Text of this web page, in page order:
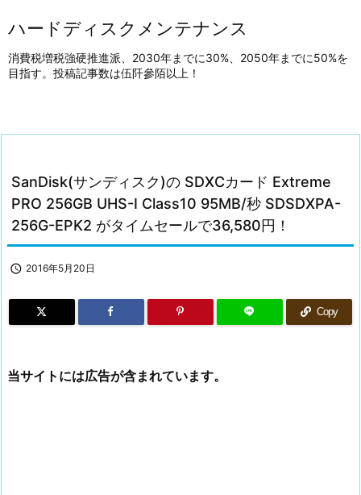
ハードディスクメンテナンス
消費税増税強硬推進派、2030年までに30%、2050年までに50%を
目指す。投稿記事数は伍阡參陌以上！
SanDisk(サンディスク)の SDXCカード Extreme
PRO 256GB UHS-I Class10 95MB/秒 SDSDXPA-
256G-EPK2 がタイムセールで36,580円！
 2016年5月20日
Copy
当サイトには広告が含まれています。